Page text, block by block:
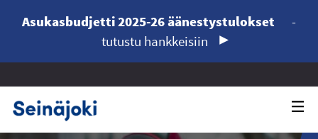
Asukasbudjetti 2025-26 äänestystulokset
-
tutustu hankkeisiin